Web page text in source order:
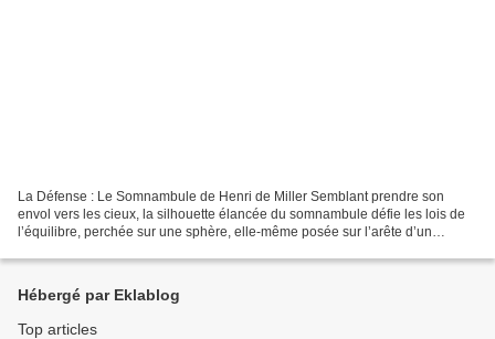
La Défense : Le Somnambule de Henri de Miller Semblant prendre son
envol vers les cieux, la silhouette élancée du somnambule défie les lois de
l’équilibre, perchée sur une sphère, elle-même posée sur l’arête d’un
Hébergé par Eklablog
Top articles